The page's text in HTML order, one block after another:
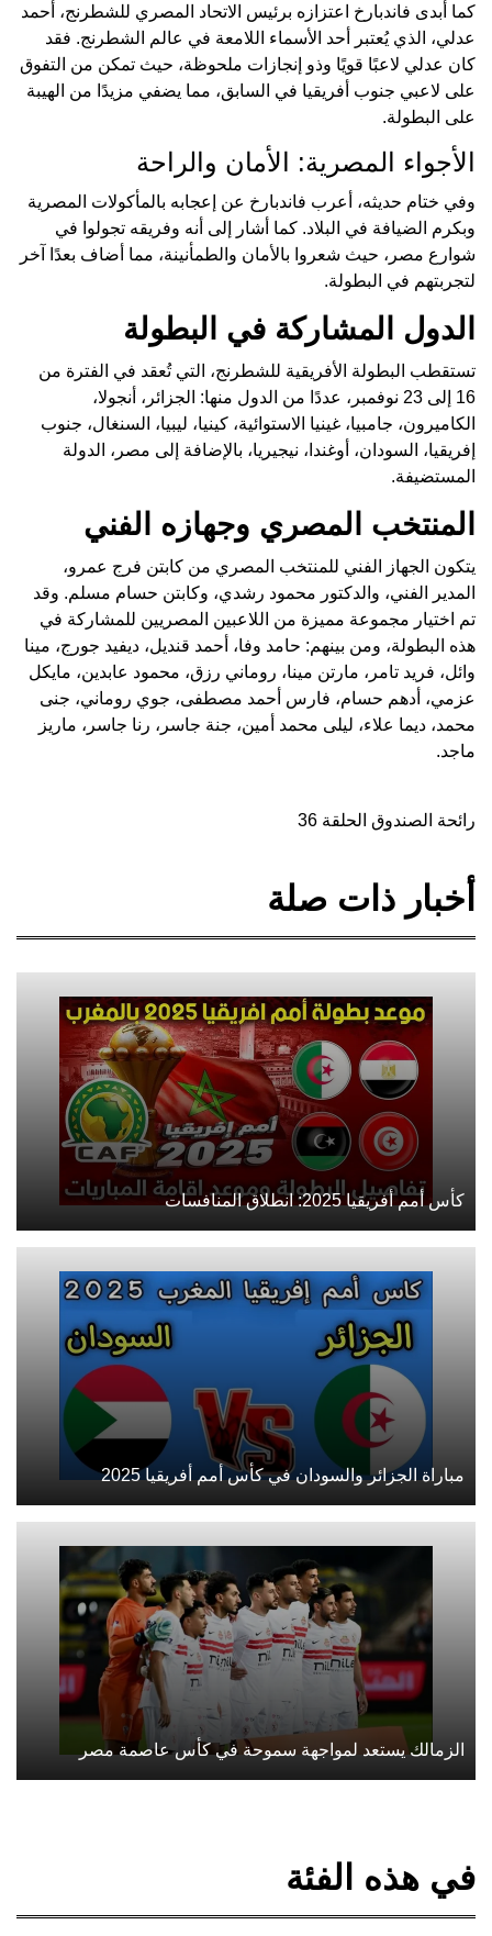
كما أبدى فاندبارخ اعتزازه برئيس الاتحاد المصري للشطرنج، أحمد
عدلي، الذي يُعتبر أحد الأسماء اللامعة في عالم الشطرنج. فقد
كان عدلي لاعبًا قويًا وذو إنجازات ملحوظة، حيث تمكن من التفوق
على لاعبي جنوب أفريقيا في السابق، مما يضفي مزيدًا من الهيبة
على البطولة.
الأجواء المصرية: الأمان والراحة
وفي ختام حديثه، أعرب فاندبارخ عن إعجابه بالمأكولات المصرية
وبكرم الضيافة في البلاد. كما أشار إلى أنه وفريقه تجولوا في
شوارع مصر، حيث شعروا بالأمان والطمأنينة، مما أضاف بعدًا آخر
لتجربتهم في البطولة.
الدول المشاركة في البطولة
تستقطب البطولة الأفريقية للشطرنج، التي تُعقد في الفترة من
16 إلى 23 نوفمبر، عددًا من الدول منها: الجزائر، أنجولا،
الكاميرون، جامبيا، غينيا الاستوائية، كينيا، ليبيا، السنغال، جنوب
إفريقيا، السودان، أوغندا، نيجيريا، بالإضافة إلى مصر، الدولة
المستضيفة.
المنتخب المصري وجهازه الفني
يتكون الجهاز الفني للمنتخب المصري من كابتن فرج عمرو،
المدير الفني، والدكتور محمود رشدي، وكابتن حسام مسلم. وقد
تم اختيار مجموعة مميزة من اللاعبين المصريين للمشاركة في
هذه البطولة، ومن بينهم: حامد وفا، أحمد قنديل، ديفيد جورج، مينا
وائل، فريد تامر، مارتن مينا، روماني رزق، محمود عابدين، مايكل
عزمي، أدهم حسام، فارس أحمد مصطفى، جوي روماني، جنى
محمد، ديما علاء، ليلى محمد أمين، جنة جاسر، رنا جاسر، ماريز
ماجد.
رائحة الصندوق الحلقة 36
أخبار ذات صلة
كأس أمم أفريقيا 2025: انطلاق المنافسات
مباراة الجزائر والسودان في كأس أمم أفريقيا 2025
الزمالك يستعد لمواجهة سموحة في كأس عاصمة مصر
في هذه الفئة